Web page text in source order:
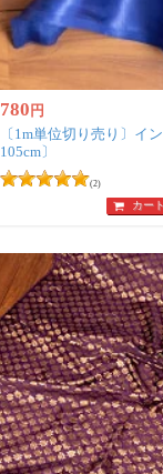
780 円
〔1m単位切り売り〕イ
105cm〕
(2)
カー